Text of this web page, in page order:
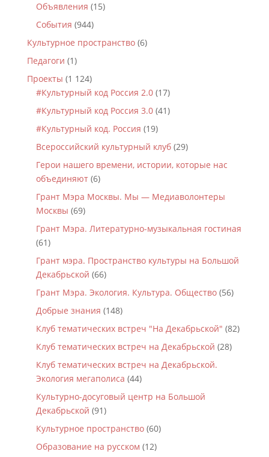
Объявления (15)
События (944)
Культурное пространство(6)
Педагоги (1)
Проекты (1 124)
#Культурный код Россия 2.0(17)
#Культурный код Россия 3.0(41)
#Культурный код. Россия (19)
Всероссийский культурный клуб(29)
Герои нашего времени, истории, которые нас
объединяют(6)
Грант Мэра Москвы. Мы — Медиаволонтеры
Москвы (69)
Грант Мэра. Литературно-музыкальная гостиная
(61)
Грант мэра. Пространство культуры на Большой
Декабрьской (66)
Грант Мэра. Экология. Культура. Общество(56)
Добрые знания (148)
Клуб тематических встреч "На Декабрьской" (82)
Клуб тематических встреч на Декабрьской (28)
Клуб тематических встреч на Декабрьской.
Экология мегаполиса (44)
Культурно-досуговый центр на Большой
Декабрьской (91)
Культурное пространство(60)
Образование на русском (12)